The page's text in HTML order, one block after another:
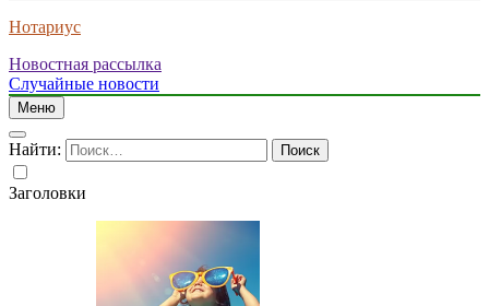
Нотариус
Новостная рассылка
Случайные новости
Меню
Найти:
Заголовки